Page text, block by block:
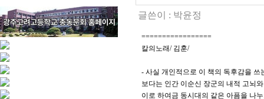
글쓴이 : 박윤정
=================
칼의노래/ 김훈/
- 사실 개인적으로 이 책의 독후감을
보다는 인간 이순신 장군의 내적 고뇌
이로 하여금 동시대의 같은 아픔을 나